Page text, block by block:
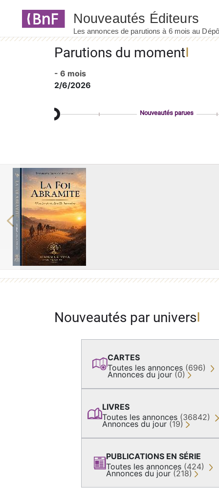
Parutions du moment
- 6 mois
2/6/2026
Nouveautés parues
Previous
Nouveautés par univers
CARTES
Toutes les annonces (696)
Annonces du jour (0)
LIVRES
Toutes les annonces (36842)
Annonces du jour (19)
PUBLICATIONS EN SÉRIE
Toutes les annonces (424)
Annonces du jour (218)